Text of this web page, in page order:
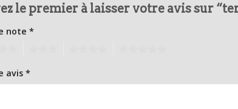
le premier à laisser votre avis sur
note *
avis *